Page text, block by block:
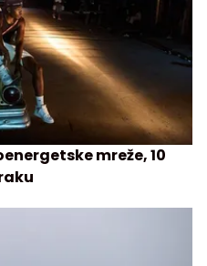
mreže, 10